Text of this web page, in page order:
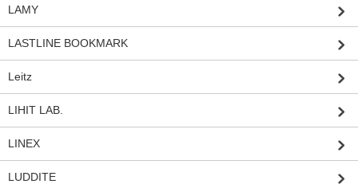
LAMY
LASTLINE BOOKMARK
Leitz
LIHIT LAB.
LINEX
LUDDITE